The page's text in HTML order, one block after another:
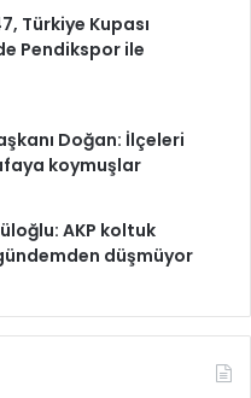
Türkiye Kupası
Pendikspor ile
Doğan: İlçeleri
koymuşlar
AKP koltuk
düşmüyor